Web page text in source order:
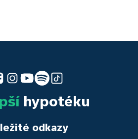
hypotéku
odkazy